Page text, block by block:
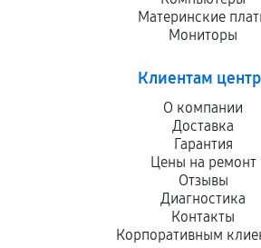
Материнские
Мониторы
Клиентам
О компании
Доставка
Гарантия
Цены на ремонт
Отзывы
Диагностика
Контакты
Корпоративным